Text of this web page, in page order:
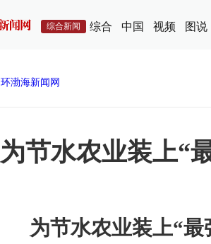
综合新闻 综合 中国 视频 图说
环渤海新闻网
为节水农业装上“
为节水农业装上“最